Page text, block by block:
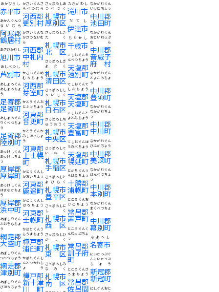
赤平市
あかびらし
阿寒郡
鶴居村
あかんぐんつ
るいむら
旭川市
あさひかわし
芦別市
あしべつし
足寄郡
足寄町
あしょろぐん
あしょろちょ
う
足寄郡
陸別町
あしょろぐん
りくべつちょ
う
厚岸郡
厚岸町
あっけしぐん
あっけしちょ
う
厚岸郡
浜中町
あっけしぐん
はまなかちょ
う
網走郡
大空町
あばしりぐん
おおぞらちょ
う
網走郡
津別町
あばしりぐん
つべつちょう
あばしりぐん
びほろちょう
河西郡
更別村
かさいぐんさ
らべつむら
河西郡
中札内
村
かさいぐんな
かさつないむ
ら
河西郡
芽室町
かさいぐんめ
むろちょう
河東郡
音更町
かとうぐんお
とふけちょう
河東郡
上士幌
町
かとうぐんか
みしほろちょ
う
河東郡
鹿追町
かとうぐんし
かおいちょう
河東郡
士幌町
かとうぐんし
ほろちょう
樺戸郡
浦臼町
かばとぐんう
らうすちょう
樺戸郡
新十津
川町
かばとぐんし
んとつかわち
ょう
札幌市
厚別区
さっぽろしあ
つべつく
札幌市
北区
さっぽろしき
たく
札幌市
清田区
さっぽろしき
よたく
札幌市
白石区
さっぽろしし
ろいしく
札幌市
中央区
さっぽろしち
ゅうおうく
札幌市
手稲区
さっぽろして
いねく
札幌市
豊平区
さっぽろしと
よひらく
札幌市
西区
さっぽろしに
しく
札幌市
東区
さっぽろしひ
がしく
札幌市
南区
さっぽろしみ
なみく
滝川市
たきかわし
伊達市
だてし
千歳市
ちとせし
天塩郡
遠別町
てしおぐんえ
んべつちょう
天塩郡
天塩町
てしおぐんて
しおちょう
天塩郡
豊富町
てしおぐんと
よとみちょう
天塩郡
幌延町
てしおぐんほ
ろのべちょう
十勝郡
浦幌町
とかちぐんう
らほろちょう
常呂郡
置戸町
ところぐんお
けとちょう
常呂郡
訓子府
町
ところぐんく
んねっぷちょ
う
常呂郡
佐呂間
ところぐんさ
ろまちょう
中川郡
池田町
なかがわぐん
いけだちょう
中川郡
音威子
府村
なかがわぐん
おといねっぷ
むら
中川郡
豊頃町
なかがわぐん
とよころちょ
う
中川郡
中川町
なかがわぐん
なかがわちょ
う
中川郡
美深町
なかがわぐん
びふかちょう
中川郡
本別町
なかがわぐん
ほんべつちょ
う
中川郡
幕別町
なかがわぐん
まくべつちょ
う
名寄市
なよろし
新冠郡
新冠町
にいかっぷぐ
んにいかっぷ
ちょう
にしぐんおと